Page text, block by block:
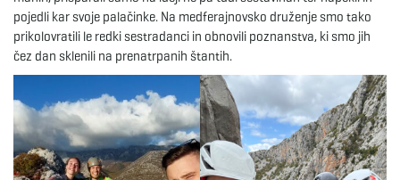
pojedli kar svoje palačinke. Na medferajnovsko druženje smo tako
prikolovratili le redki sestradanci in obnovili poznanstva, ki smo jih
čez dan sklenili na prenatrpanih štantih.